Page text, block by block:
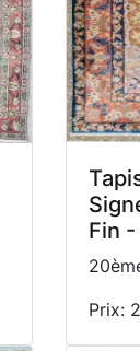
Fin
Prix: